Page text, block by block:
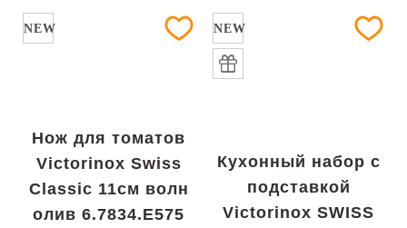
NEW
Нож для томатов
Victorinox Swiss
Classic 11см волн
олив 6.7834.E575
NEW
Кухонный набор с
подставкой
Victorinox SWISS